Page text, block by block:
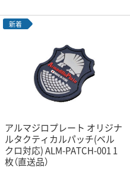
新着
アルマジロプレート オリジナ
ルタクティカルパッチ(ベル
クロ対応) ALM-PATCH-001 1
枚（直送品）